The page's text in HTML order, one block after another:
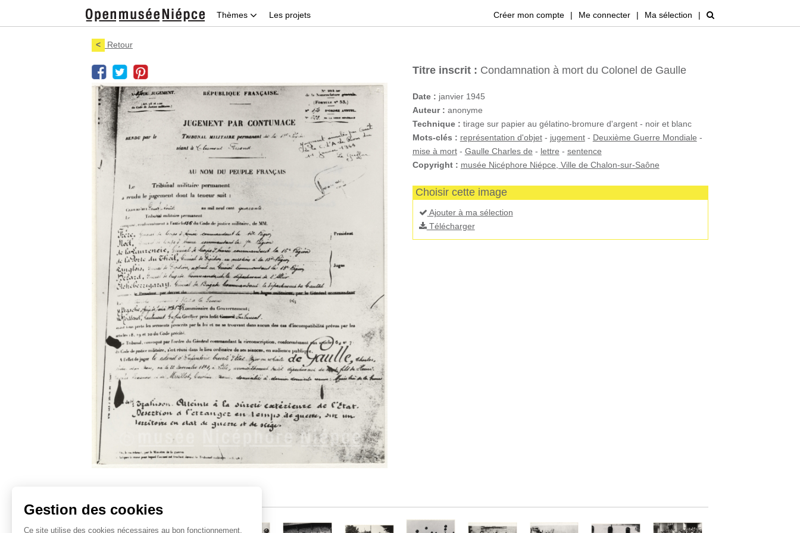
Thèmes Les projets Créer mon compte | Me connecter | Ma sélection |
< Retour
Titre inscrit : Condamnation à mort du Colonel de Gaulle
Date : janvier 1945
Auteur : anonyme
Technique : tirage sur papier au gélatino-bromure d'argent - noir et blanc
Mots-clés : représentation d'objet- jugement- Deuxième Guerre Mondiale -
mise à mort- Gaulle Charles de - lettre - sentence
Copyright : musée Nicéphore Niépce, Ville de Chalon-sur-Saône
Choisir cette image
Ajouter à ma sélection
Télécharger
Gestion des cookies
Ce site utilise des cookies nécessaires au bon fonctionnement.